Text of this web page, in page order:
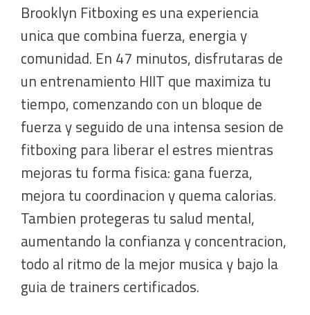
Brooklyn Fitboxing es una experiencia
unica que combina fuerza, energia y
comunidad. En 47 minutos, disfrutaras de
un entrenamiento HIIT que maximiza tu
tiempo, comenzando con un bloque de
fuerza y seguido de una intensa sesion de
fitboxing para liberar el estres mientras
mejoras tu forma fisica: gana fuerza,
mejora tu coordinacion y quema calorias.
Tambien protegeras tu salud mental,
aumentando la confianza y concentracion,
todo al ritmo de la mejor musica y bajo la
guia de trainers certificados.